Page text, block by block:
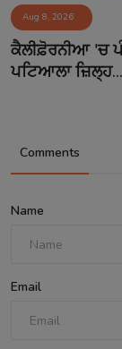
Aug 8, 2026
ਕੈਲੀਫ਼ੋਰਨੀਆ 'ਚ
ਪਟਿਆਲਾ ਜ਼ਿਲ੍ਹ...
Comments
Name
Email